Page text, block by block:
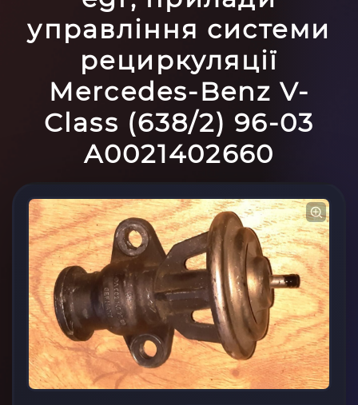
управління системи
рециркуляції
Mercedes-Benz V-
Class (638/2) 96-03
A0021402660